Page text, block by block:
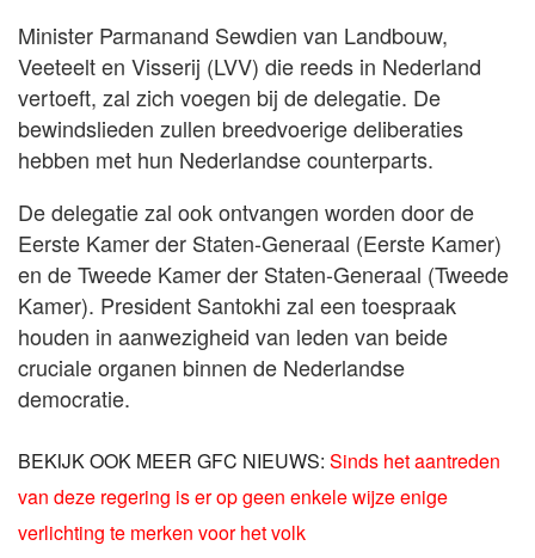
Minister Parmanand Sewdien van Landbouw,
Veeteelt en Visserij (LVV) die reeds in Nederland
vertoeft, zal zich voegen bij de delegatie. De
bewindslieden zullen breedvoerige deliberaties
hebben met hun Nederlandse counterparts.
De delegatie zal ook ontvangen worden door de
Eerste Kamer der Staten-Generaal (Eerste Kamer)
en de Tweede Kamer der Staten-Generaal (Tweede
Kamer). President Santokhi zal een toespraak
houden in aanwezigheid van leden van beide
cruciale organen binnen de Nederlandse
democratie.
BEKIJK OOK MEER GFC NIEUWS: Sinds het aantreden
van deze regering is er op geen enkele wijze enige
verlichting te merken voor het volk